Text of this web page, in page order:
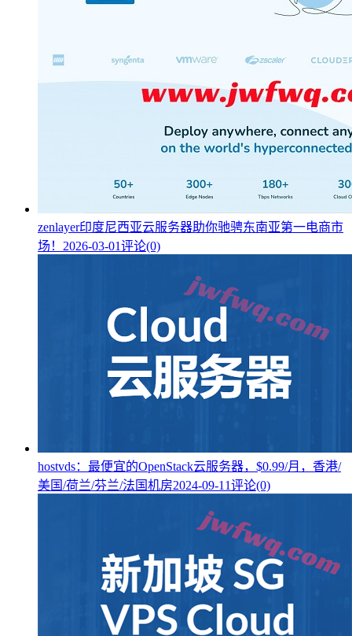
zenlayer印度尼西亚云服务器助你驰骋东南亚第一电商市
场！ 2026-03-01评论(0)
hostvds：最便宜的OpenStack云服务器，$0.99/月，香港/
美国/荷兰/芬兰/法国机房2024-09-11评论(0)